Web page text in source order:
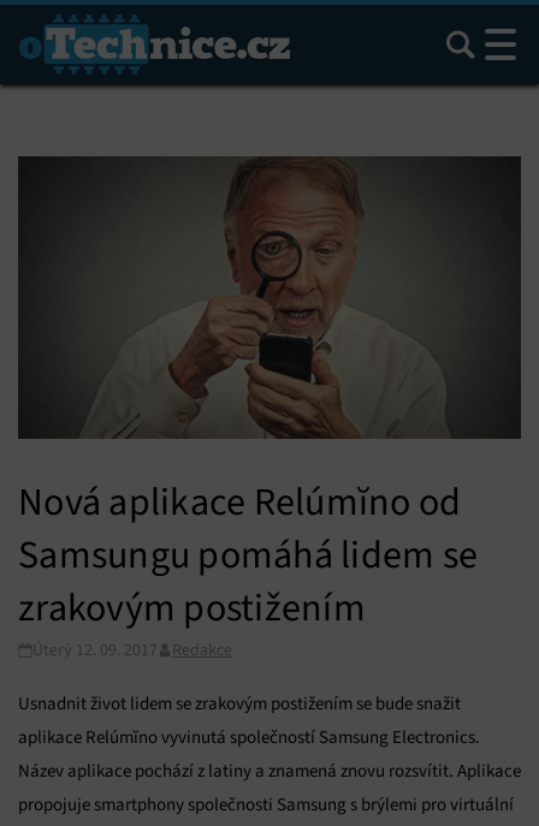
Hledat
Nová aplikace Relúmĭno od
Samsungu pomáhá lidem se
zrakovým postižením
Úterý 12. 09. 2017 Redakce
Usnadnit život lidem se zrakovým postižením se bude snažit
aplikace Relúmĭno vyvinutá společností Samsung Electronics.
Název aplikace pochází z latiny a znamená znovu rozsvítit. Aplikace
propojuje smartphony společnosti Samsung s brýlemi pro virtuální